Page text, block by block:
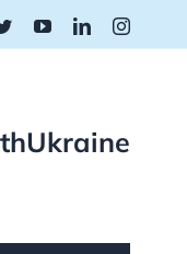
TwitterYouTubeLinkedIn